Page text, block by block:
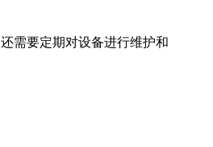
需要定期对设备进行维护和